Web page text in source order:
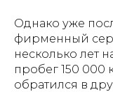
Однако уже
фирменный
несколько лет
пробег 150 000
обратился в